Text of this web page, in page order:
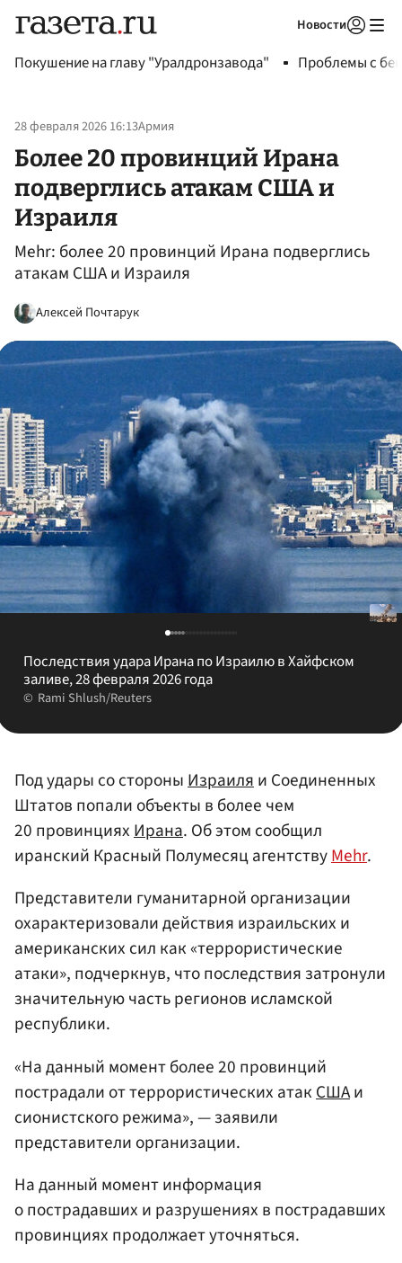
Новости
Покушение на главу "Уралдронзавода" Проблемы с
28 февраля 2026 16:13Армия
Более 20 провинций Ирана
подверглись атакам США и
Израиля
Mehr: более 20 провинций Ирана подверглись
атакам США и Израиля
Алексей Почтарук
Последствия удара Ирана по Израилю в Хайфском
заливе, 28 февраля 2026 года
Rami Shlush/Reuters
Под удары со стороныИзраиляи Соединенных
Штатов попали объекты в более чем
20 провинцияхИрана. Об этом сообщил
иранский Красный Полумесяц агентствуMehr.
Представители гуманитарной организации
охарактеризовали действия израильских и
американских сил как «террористические
атаки», подчеркнув, что последствия затронули
значительную часть регионов исламской
республики.
«На данный момент более 20 провинций
пострадали от террористических атак СШАи
сионистского режима», — заявили
представители организации.
На данный момент информация
о пострадавших и разрушениях в пострадавших
провинциях продолжает уточняться.